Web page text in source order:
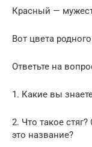
Красный —
Вот цвета
Ответьте на
1. Какие вы
2. Что такое
это название?